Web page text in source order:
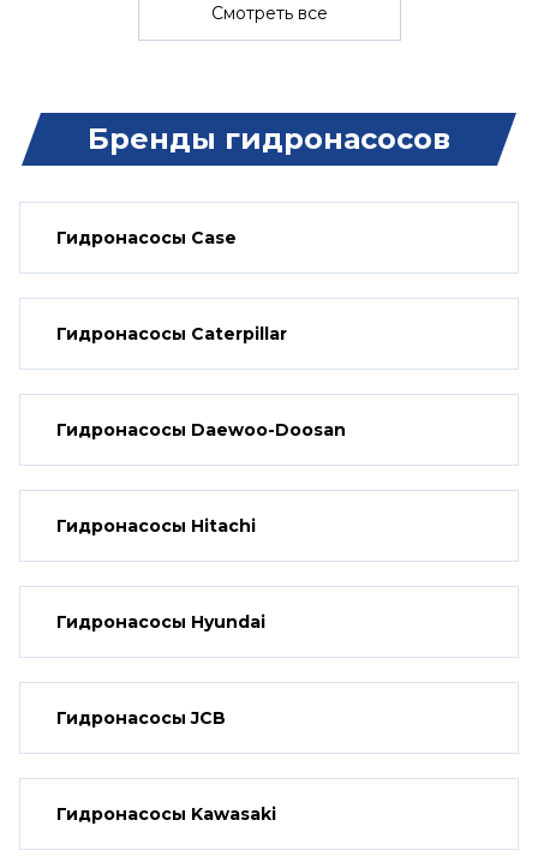
Смотреть все
Бренды гидронасосов
Гидронасосы Case
Гидронасосы Caterpillar
Гидронасосы Daewoo-Doosan
Гидронасосы Hitachi
Гидронасосы Hyundai
Гидронасосы JCB
Гидронасосы Kawasaki